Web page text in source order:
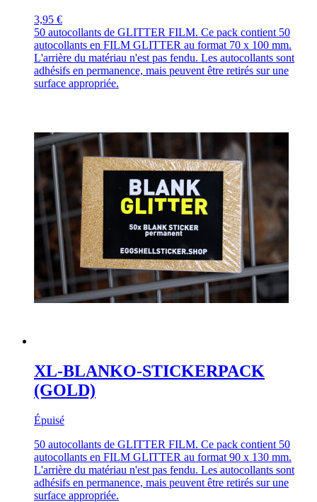
3,95 €
50 autocollants de GLITTER FILM. Ce pack contient 50
autocollants en FILM GLITTER au format 70 x 100 mm.
L'arrière du matériau n'est pas fendu. Les autocollants sont
adhésifs en permanence, mais peuvent être retirés sur une
surface appropriée.
XL-BLANKO-STICKERPACK
(GOLD)
Épuisé
50 autocollants de GLITTER FILM. Ce pack contient 50
autocollants en FILM GLITTER au format 90 x 130 mm.
L'arrière du matériau n'est pas fendu. Les autocollants sont
adhésifs en permanence, mais peuvent être retirés sur une
surface appropriée.